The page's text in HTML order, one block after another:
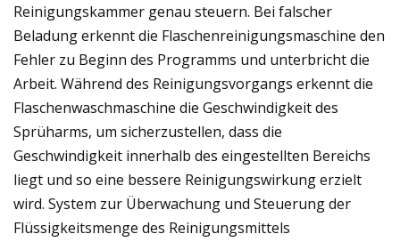
Reinigungskammer genau steuern. Bei falscher
Beladung erkennt die Flaschenreinigungsmaschine den
Fehler zu Beginn des Programms und unterbricht die
Arbeit. Während des Reinigungsvorgangs erkennt die
Flaschenwaschmaschine die Geschwindigkeit des
Sprüharms, um sicherzustellen, dass die
Geschwindigkeit innerhalb des eingestellten Bereichs
liegt und so eine bessere Reinigungswirkung erzielt
wird. System zur Überwachung und Steuerung der
Flüssigkeitsmenge des Reinigungsmittels